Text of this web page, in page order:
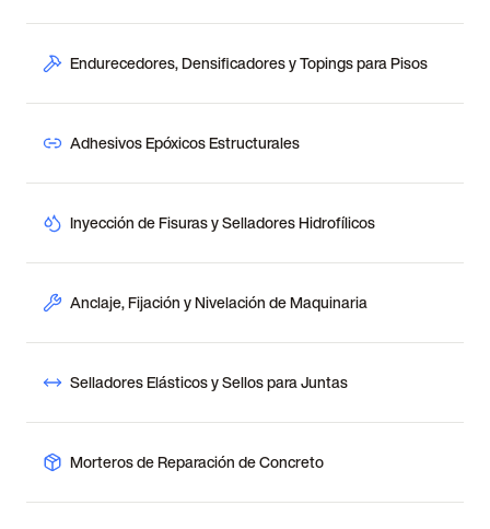
Endurecedores, Densificadores y Topings para Pisos
Adhesivos Epóxicos Estructurales
Inyección de Fisuras y Selladores Hidrofílicos
Anclaje, Fijación y Nivelación de Maquinaria
Selladores Elásticos y Sellos para Juntas
Morteros de Reparación de Concreto